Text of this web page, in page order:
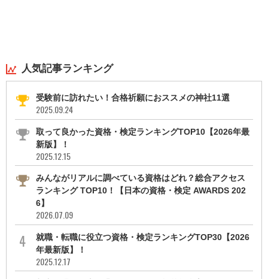
人気記事ランキング
受験前に訪れたい！合格祈願におススメの神社11選
2025.09.24
取って良かった資格・検定ランキングTOP10【2026年最
新版】！
2025.12.15
みんながリアルに調べている資格はどれ？総合アクセス
ランキング TOP10！【日本の資格・検定 AWARDS 202
6】
2026.07.09
就職・転職に役立つ資格・検定ランキングTOP30【2026
年最新版】！
2025.12.17